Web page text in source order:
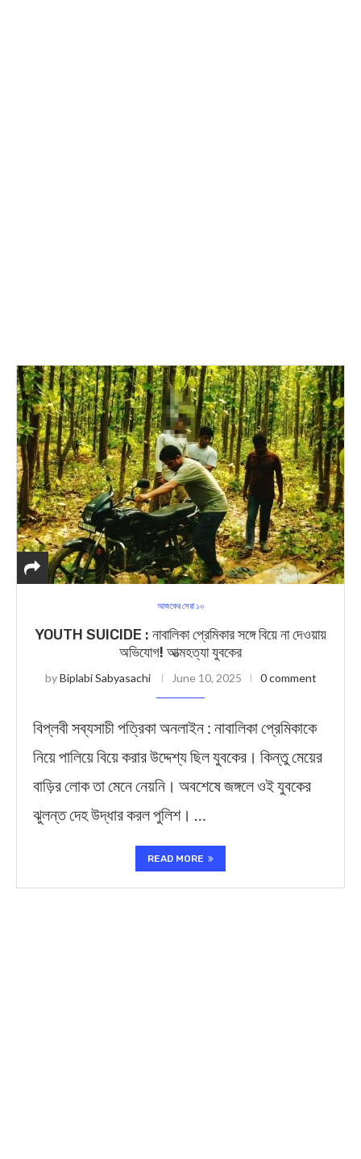
আজকের সেরা ১০
YOUTH SUICIDE : নাবালিকা প্রেমিকার সঙ্গে বিয়ে না দেওয়ায়
অভিযোগ! আত্মহত্যা যুবকের
byBiplabi Sabyasachi June 10, 2025 0 comment
বিপ্লবী সব্যসাচী পত্রিকা অনলাইন : নাবালিকা প্রেমিকাকে
নিয়ে পালিয়ে বিয়ে করার উদ্দেশ্য ছিল যুবকের। কিন্তু মেয়ের
বাড়ির লোক তা মেনে নেয়নি। অবশেষে জঙ্গলে ওই যুবকের
ঝুলন্ত দেহ উদ্ধার করল পুলিশ। …
READ MORE